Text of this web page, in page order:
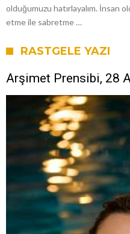
olduğumuzu hatırlayalım. İnsan
etme ile sabretme …
RASTGELE YAZI
Arşimet Prensibi, 28